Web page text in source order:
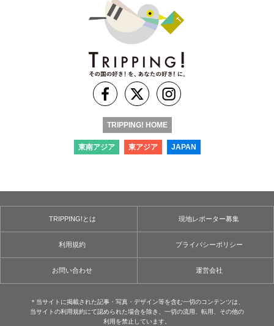
TRIPPING! HOME
東南アジア 東アジア JAPAN
TRIPPING!とは 現地レポーター募集
利用規約 プライバシーポリシー
お問い合わせ 運営会社
＊当サイトに掲載された記事・写真・デザイン等を含む⼀切のコンテンツは、
当サイトの利用規約にて認められた場合を除き、⼀切の流用、転⽤、その他の
利用を禁⽌しています。